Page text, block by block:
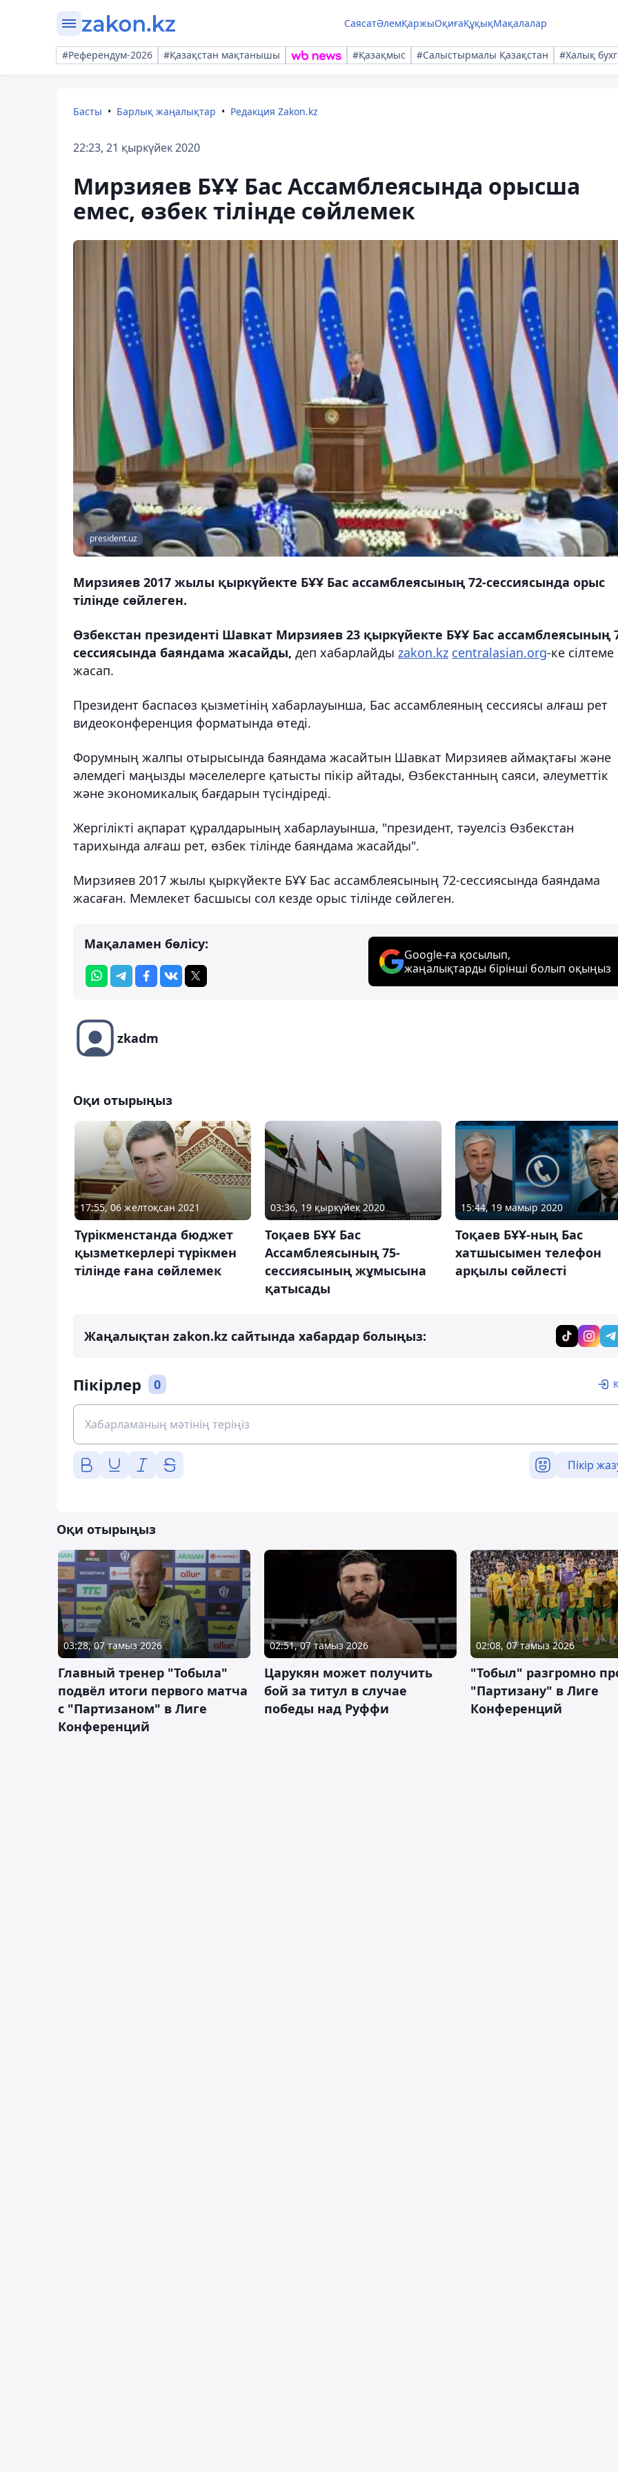
СаясатӘлемҚаржыОқиғаҚұқықМақалалар
#Референдум-2026 #Қазақстан мақтанышы #Қазақмыс #Салыстырмалы Қазақстан #Халық
Басты Барлық жаңалықтар Редакция Zakon.kz
22:23, 21 қыркүйек 2020
Мирзияев БҰҰ Бас Ассамблеясында орысша
емес, өзбек тілінде сөйлемек
president.uz
Мирзияев 2017 жылы қыркүйекте БҰҰ Бас ассамблеясының 72-сессиясында орыс
тілінде сөйлеген.
Өзбекстан президенті Шавкат Мирзияев 23 қыркүйекте БҰҰ Бас ассамблеясының
сессиясында баяндама жасайды, деп хабарлайды zakon.kz centralasian.org-ке сілтеме
жасап.
Президент баспасөз қызметінің хабарлауынша, Бас ассамблеяның сессиясы алғаш рет
видеоконференция форматында өтеді.
Форумның жалпы отырысында баяндама жасайтын Шавкат Мирзияев аймақтағы және
әлемдегі маңызды мәселелерге қатысты пікір айтады, Өзбекстанның саяси, әлеуметтік
және экономикалық бағдарын түсіндіреді.
Жергілікті ақпарат құралдарының хабарлауынша, "президент, тәуелсіз Өзбекстан
тарихында алғаш рет, өзбек тілінде баяндама жасайды".
Мирзияев 2017 жылы қыркүйекте БҰҰ Бас ассамблеясының 72-сессиясында баяндама
жасаған. Мемлекет басшысы сол кезде орыс тілінде сөйлеген.
Мақаламен бөлісу:
Google-ға қосылып,
жаңалықтарды бірінші болып оқыңыз
zkadm
Оқи отырыңыз
17:55, 06 желтоқсан 2021
Түрікменстанда бюджет
қызметкерлері түрікмен
тілінде ғана сөйлемек
03:36, 19 қыркүйек 2020
Тоқаев БҰҰ Бас
Ассамблеясының 75-
сессиясының жұмысына
қатысады
15:44, 19 мамыр 2020
Тоқаев БҰҰ-ның Бас
хатшысымен телефон
арқылы сөйлесті
Жаңалықтан zakon.kz сайтында хабардар болыңыз:
Пікірлер 0
Пікір
Оқи отырыңыз
03:28, 07 тамыз 2026
Главный тренер "Тобыла"
подвёл итоги первого матча
с "Партизаном" в Лиге
Конференций
02:51, 07 тамыз 2026
Царукян может получить
бой за титул в случае
победы над Руффи
02:08, 07 тамыз 2026
"Тобыл" разгромно
"Партизану" в Лиге
Конференций